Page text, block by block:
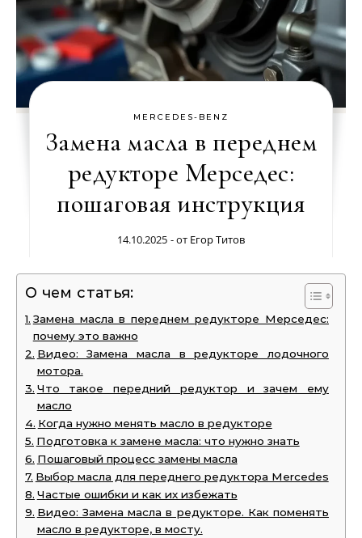
MERCEDES-BENZ
Замена масла в переднем
редукторе Мерседес:
пошаговая инструкция
14.10.2025 - от Егор Титов
О чем статья:
Замена масла в переднем редукторе Мерседес:
почему это важно
Видео: Замена масла в редукторе лодочного
мотора.
Что такое передний редуктор и зачем ему
масло
Когда нужно менять масло в редукторе
Подготовка к замене масла: что нужно знать
Пошаговый процесс замены масла
Выбор масла для переднего редуктора Mercedes
Частые ошибки и как их избежать
Видео: Замена масла в редукторе. Как поменять
масло в редукторе, в мосту.